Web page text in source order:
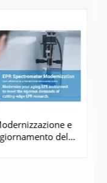
e
dello